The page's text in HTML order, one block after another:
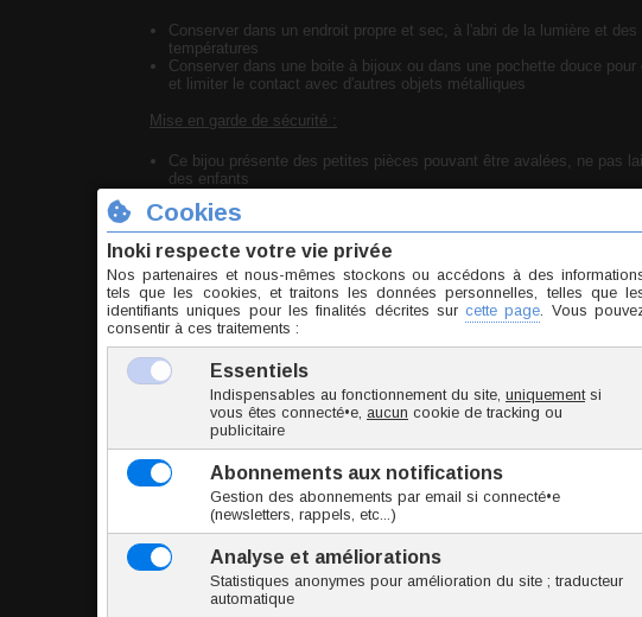
Conserver dans un endroit propre et sec, à l'abri de la lumière et des
températures
Conserver dans une boite à bijoux ou dans une pochette douce
et limiter le contact avec d'autres objets métalliques
Mise en garde de sécurité :
Ce bijou présente des petites pièces pouvant être avalées, ne pas
des enfants
Déclaration de conformité :
Bijou conforme aux normes de sécurité en vigueur concernant les
dangereuses et respectant les exigences de la règlementation
Titane grade 23 6AL-4V ELI (ASTM F136)
Pierre naturelle garantie
Titane+Pierre naturelle
18 tailles
Utilisable pour : piercing arcade, piercing cartilage,
piercing lèvre, piercing nombril, piercing lobe, piercing
téton.
MarqueInoki
Origine Thaïlande
Conformité RSGP